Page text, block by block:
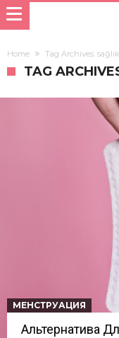
Home Tag Archives:
TAG
МЕНСТРУАЦИЯ
Альтернатива